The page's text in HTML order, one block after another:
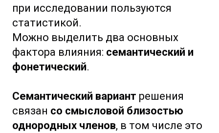
при исследовании пользуются
статистикой.
Можно выделить два основных
фактора влияния: семантический и
фонетический.
Семантический вариант решения
связан со смысловой близостью
однородных членов, в том числе это